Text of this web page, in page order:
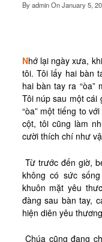
Linhthao.org
Bạn Đường
Để Tự Do và
Khoá Linh Thao
Hình Ảnh
Cầu Nguyện
Bài Cầu Nguyện
ByadminOnJanuary 5,
Nhớ lại ngày xưa,
tôi. Tôi lấy hai bàn
hai bàn tay ra
Tôi núp sau một cái
“òa” một tiếng to
cột, tôi cũng làm
cười thích chí như
Từ trước đến giờ,
không có sức
khuôn mặt yêu
đàng sau bàn tay,
hiện diên yêu
Chúa cũng đang